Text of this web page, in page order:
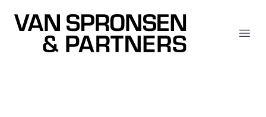
Van Spronsen & Partners